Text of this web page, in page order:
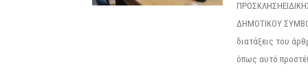
ΔΗΜΟΤΙΚΟΥ
διατάξεις του
όπως αυτό